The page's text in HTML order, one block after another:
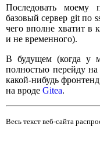
Последовать моему
базовый сервер git по
чего вполне хватит в
и не временного).
В будущем (когда у
полностью перейду
какой-нибудь
на вроде Gitea.
Весь текст веб-сайта